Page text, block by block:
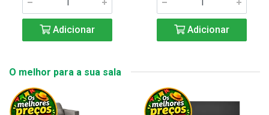
Adicionar Adicionar
O melhor para a sua sala